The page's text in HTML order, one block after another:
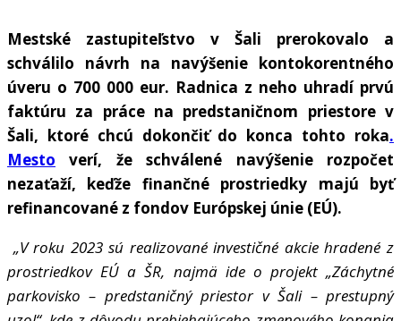
Mestské zastupiteľstvo v Šali prerokovalo a
schválilo návrh na navýšenie kontokorentného
úveru o 700 000 eur. Radnica z neho uhradí prvú
faktúru za práce na predstaničnom priestore v
Šali, ktoré chcú dokončiť do konca tohto roka.
Mesto verí, že schválené navýšenie rozpočet
nezaťaží, keďže finančné prostriedky majú byť
refinancované z fondov Európskej únie (EÚ).
„V roku 2023 sú realizované investičné akcie hradené z
prostriedkov EÚ a ŠR, najmä ide o projekt „Záchytné
parkovisko – predstaničný priestor v Šali – prestupný